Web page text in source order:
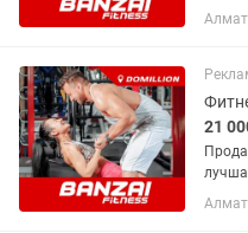
в
Все
21
в